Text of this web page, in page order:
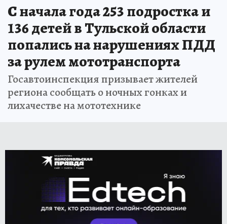
С начала года 253 подростка и
136 детей в Тульской области
попались на нарушениях ПДД
за рулем мототранспорта
Госавтоинспекция призывает жителей
региона сообщать о ночных гонках и
лихачестве на мототехнике